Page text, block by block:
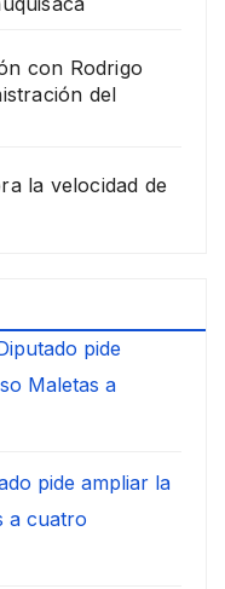
con Rodrigo
del
la velocidad de
pide
Maletas a
pide ampliar la
a cuatro